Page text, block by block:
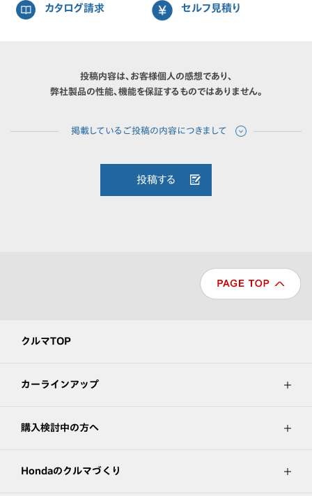
カタログ請求 セルフ見積り
投稿内容は、お客様個人の感想であり、
弊社製品の性能、機能を保証するものではありません。
投稿する
クルマTOP
カーラインアップ
購入検討中の方へ
Hondaのクルマづくり